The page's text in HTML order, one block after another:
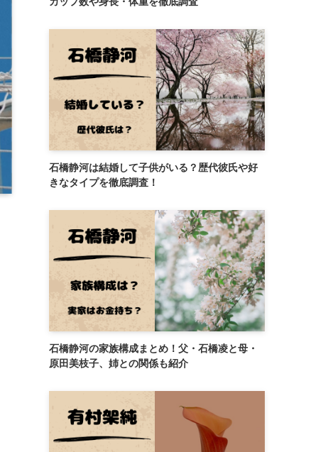
石橋静河は結婚して子供がいる？歴代彼氏や好
きなタイプを徹底調査！
石橋静河の家族構成まとめ！父・石橋凌と母・
原田美枝子、姉との関係も紹介